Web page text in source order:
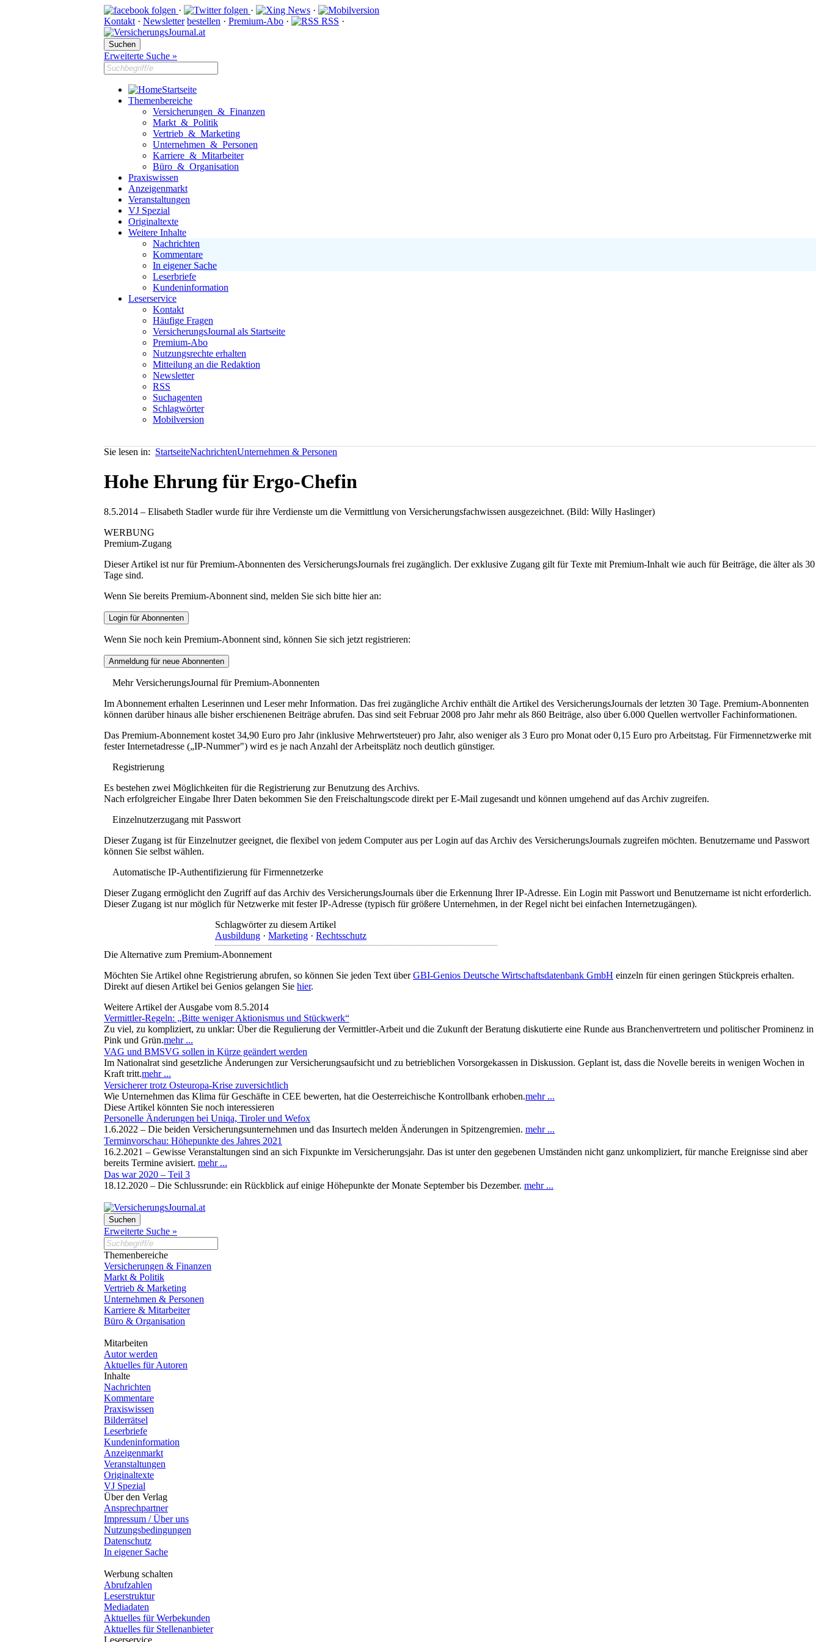
· ·
·
Kontakt · Newsletter bestellen · Premium-Abo · RSS ·
Erweiterte Suche »
Startseite
Themenbereiche
Versicherungen & Finanzen
Markt & Politik
Vertrieb & Marketing
Unternehmen & Personen
Karriere & Mitarbeiter
Büro & Organisation
Praxiswissen
Anzeigenmarkt
Veranstaltungen
VJ Spezial
Originaltexte
Weitere Inhalte
Nachrichten
Kommentare
In eigener Sache
Leserbriefe
Kundeninformation
Leserservice
Kontakt
Häufige Fragen
VersicherungsJournal als Startseite
Premium-Abo
Nutzungsrechte erhalten
Mitteilung an die Redaktion
Newsletter
RSS
Suchagenten
Schlagwörter
Mobilversion
Sie lesen in: StartseiteNachrichtenUnternehmen & Personen
Hohe Ehrung für Ergo-Chefin
8.5.2014 – Elisabeth Stadler wurde für ihre Verdienste um die Vermittlung von Versicherungsfachwissen ausgezeichnet. (Bild: Willy Haslinger)
WERBUNG
Premium-Zugang
Dieser Artikel ist nur für Premium-Abonnenten des VersicherungsJournals frei zugänglich. Der exklusive Zugang gilt für Texte mit Premium-Inhalt wie auch für Beiträge, die älter als 30
Tage sind.
Wenn Sie bereits Premium-Abonnent sind, melden Sie sich bitte hier an:
Wenn Sie noch kein Premium-Abonnent sind, können Sie sich jetzt registrieren:
Mehr VersicherungsJournal für Premium-Abonnenten
Im Abonnement erhalten Leserinnen und Leser mehr Information. Das frei zugängliche Archiv enthält die Artikel des VersicherungsJournals der letzten 30 Tage. Premium-Abonnenten
können darüber hinaus alle bisher erschienenen Beiträge abrufen. Das sind seit Februar 2008 pro Jahr mehr als 860 Beiträge, also über 6.000 Quellen wertvoller Fachinformationen.
Das Premium-Abonnement kostet 34,90 Euro pro Jahr (inklusive Mehrwertsteuer) pro Jahr, also weniger als 3 Euro pro Monat oder 0,15 Euro pro Arbeitstag. Für Firmennetzwerke mit
fester Internetadresse („IP-Nummer") wird es je nach Anzahl der Arbeitsplätz noch deutlich günstiger.
Registrierung
Es bestehen zwei Möglichkeiten für die Registrierung zur Benutzung des Archivs.
Nach erfolgreicher Eingabe Ihrer Daten bekommen Sie den Freischaltungscode direkt per E-Mail zugesandt und können umgehend auf das Archiv zugreifen.
Einzelnutzerzugang mit Passwort
Dieser Zugang ist für Einzelnutzer geeignet, die flexibel von jedem Computer aus per Login auf das Archiv des VersicherungsJournals zugreifen möchten. Benutzername und Passwort
können Sie selbst wählen.
Automatische IP-Authentifizierung für Firmennetzerke
Dieser Zugang ermöglicht den Zugriff auf das Archiv des VersicherungsJournals über die Erkennung Ihrer IP-Adresse. Ein Login mit Passwort und Benutzername ist nicht erforderlich.
Dieser Zugang ist nur möglich für Netzwerke mit fester IP-Adresse (typisch für größere Unternehmen, in der Regel nicht bei einfachen Internetzugängen).
Schlagwörter zu diesem Artikel
Ausbildung · Marketing · Rechtsschutz
Die Alternative zum Premium-Abonnement
Möchten Sie Artikel ohne Registrierung abrufen, so können Sie jeden Text überGBI-Genios Deutsche Wirtschaftsdatenbank GmbH einzeln für einen geringen Stückpreis erhalten.
Direkt auf diesen Artikel bei Genios gelangen Sie hier.
Weitere Artikel der Ausgabe vom 8.5.2014
Vermittler-Regeln: „Bitte weniger Aktionismus und Stückwerk“
Zu viel, zu kompliziert, zu unklar: Über die Regulierung der Vermittler-Arbeit und die Zukunft der Beratung diskutierte eine Runde aus Branchenvertretern und politischer Prominenz in
Pink und Grün.mehr ...
VAG und BMSVG sollen in Kürze geändert werden
Im Nationalrat sind gesetzliche Änderungen zur Versicherungsaufsicht und zu betrieblichen Vorsorgekassen in Diskussion. Geplant ist, dass die Novelle bereits in wenigen Wochen in
Kraft tritt.mehr ...
Versicherer trotz Osteuropa-Krise zuversichtlich
Wie Unternehmen das Klima für Geschäfte in CEE bewerten, hat die Oesterreichische Kontrollbank erhoben.mehr ...
Diese Artikel könnten Sie noch interessieren
Personelle Änderungen bei Uniqa, Tiroler und Wefox
1.6.2022 – Die beiden Versicherungsunternehmen und das Insurtech melden Änderungen in Spitzengremien. mehr ...
Terminvorschau: Höhepunkte des Jahres 2021
16.2.2021 – Gewisse Veranstaltungen sind an sich Fixpunkte im Versicherungsjahr. Das ist unter den gegebenen Umständen nicht ganz unkompliziert, für manche Ereignisse sind aber
bereits Termine avisiert. mehr ...
Das war 2020 – Teil 3
18.12.2020 – Die Schlussrunde: ein Rückblick auf einige Höhepunkte der Monate September bis Dezember. mehr ...
Erweiterte Suche »
Themenbereiche
Versicherungen & Finanzen
Markt & Politik
Vertrieb & Marketing
Unternehmen & Personen
Karriere & Mitarbeiter
Büro & Organisation
Mitarbeiten
Autor werden
Aktuelles für Autoren
Inhalte
Nachrichten
Kommentare
Praxiswissen
Bilderrätsel
Leserbriefe
Kundeninformation
Anzeigenmarkt
Veranstaltungen
Originaltexte
VJ Spezial
Über den Verlag
Ansprechpartner
Impressum / Über uns
Nutzungsbedingungen
Datenschutz
In eigener Sache
Werbung schalten
Abrufzahlen
Leserstruktur
Mediadaten
Aktuelles für Werbekunden
Aktuelles für Stellenanbieter
Leserservice